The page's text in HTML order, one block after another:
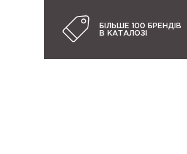
БІЛЬШЕ 100 БРЕНДІВ
В КАТАЛОЗІ